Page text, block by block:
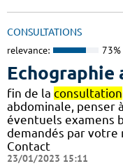
CONSULTATIONS
relevance: 73%
Echographie
fin de la consultation
abdominale, penser
éventuels examens
demandés par votre
Contact
23/01/2023 15:11